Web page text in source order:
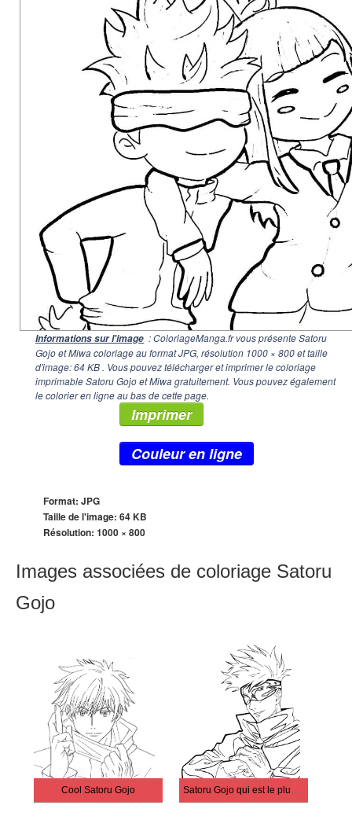
Informations sur l'image : ColoriageManga.fr vous présente Satoru
Gojo et Miwa coloriage au format JPG, résolution 1000 × 800et taille
d'image: 64 KB . Vous pouvez télécharger et imprimer le coloriage
imprimable Satoru Gojo et Miwa gratuitement. Vous pouvez également
le colorier en ligne au bas de cette page.
Imprimer
Couleur en ligne
Format: JPG
Taille de l'image: 64 KB
Résolution: 1000 × 800
Images associées de coloriage Satoru
Gojo
Cool Satoru Gojo Satoru Gojo qui est le plus fort